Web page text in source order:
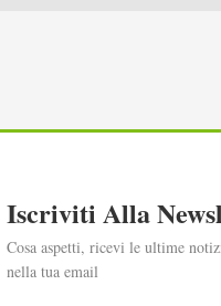
Iscriviti Alla
Cosa aspetti, ricevi le ultime
nella tua email